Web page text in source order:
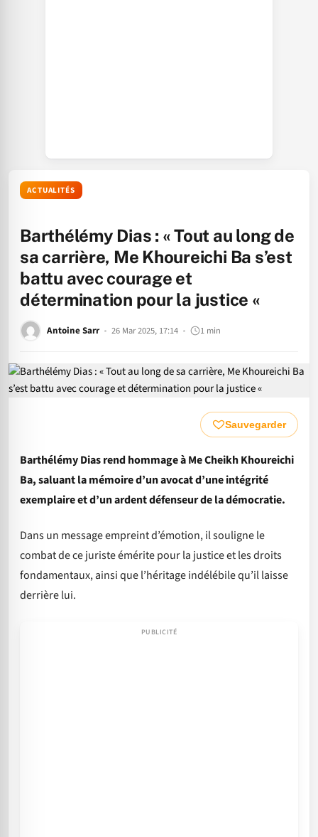
ACTUALITÉS
Barthélémy Dias : « Tout au long de
sa carrière, Me Khoureichi Ba s’est
battu avec courage et
détermination pour la justice «
Antoine Sarr 26 Mar 2025, 17:14 1 min
Sauvegarder
Barthélémy Dias rend hommage à Me Cheikh Khoureichi
Ba, saluant la mémoire d’un avocat d’une intégrité
exemplaire et d’un ardent défenseur de la démocratie.
Dans un message empreint d’émotion, il souligne le
combat de ce juriste émérite pour la justice et les droits
fondamentaux, ainsi que l’héritage indélébile qu’il laisse
derrière lui.